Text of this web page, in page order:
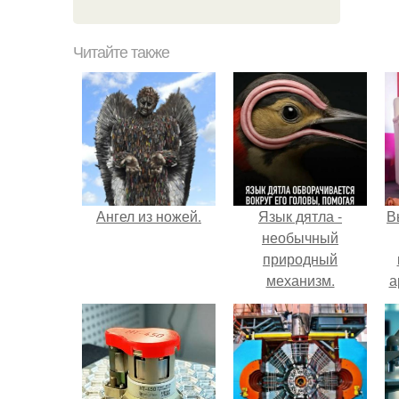
Читайте также
Ангел из ножей.
Язык дятла -
необычный
природный
механизм.